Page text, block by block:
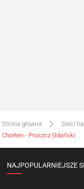
Strona główna Sieci
Chorten - Pruszcz Gdański
NAJPOPULARNIEJSZE